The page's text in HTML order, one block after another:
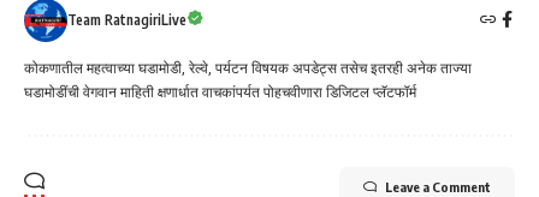
Team RatnagiriLive
कोकणातील महत्वाच्या घडामोडी, रेल्वे, पर्यटन विषयक अपडेट्स तसेच इतरही अनेक ताज्या
घडामोडींची वेगवान माहिती क्षणार्धात वाचकांपर्यत पोहचवीणारा डिजिटल प्लॅटफॉर्म
Leave a Comment